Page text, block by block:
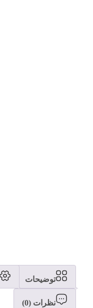
توضیحات
نظرات (0)